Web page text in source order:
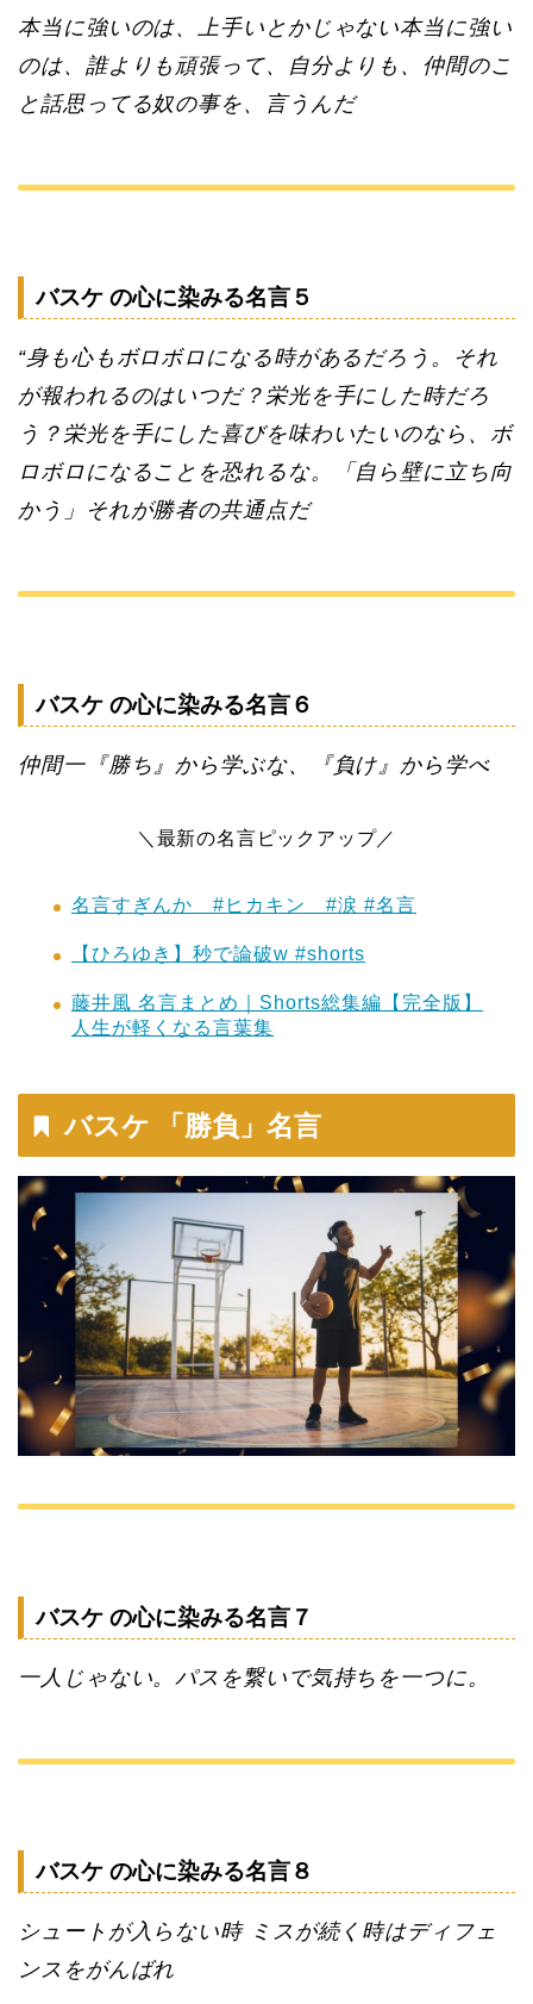
本当に強いのは、上手いとかじゃない本当に強い
のは、誰よりも頑張って、自分よりも、仲間のこ
と話思ってる奴の事を、言うんだ
バスケ の心に染みる名言５
“身も心もボロボロになる時があるだろう。それ
が報われるのはいつだ？栄光を手にした時だろ
う？栄光を手にした喜びを味わいたいのなら、ボ
ロボロになることを恐れるな。「自ら壁に立ち向
かう」それが勝者の共通点だ
バスケ の心に染みる名言６
仲間一『勝ち』から学ぶな、『負け』から学べ
＼最新の名言ピックアップ／
名言すぎんか #ヒカキン #涙 #名言
【ひろゆき】秒で論破w #shorts
藤井風 名言まとめ｜Shorts総集編【完全版】
人生が軽くなる言葉集
バスケ 「勝負」名言
バスケ の心に染みる名言７
一人じゃない。パスを繋いで気持ちを一つに。
バスケ の心に染みる名言８
シュートが入らない時 ミスが続く時はディフェ
ンスをがんばれ